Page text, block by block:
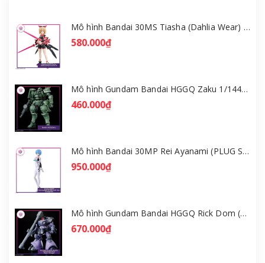
Mô hình Bandai 30MS Tiasha (Dahlia Wear) [Color B] [GDB] [30MS]
580.000₫
Mô hình Gundam Bandai HGGQ Zaku 1/144 – MSG GQuuuuuuX [GDB] [BHG]
460.000₫
Mô hình Bandai 30MP Rei Ayanami (PLUG SUIT Ver.) – Evangelion [GDB] [30MP]
950.000₫
Mô hình Gundam Bandai HGGQ Rick Dom (Gaia / Ortega) 1/144 [GDB] [BHG]
670.000₫